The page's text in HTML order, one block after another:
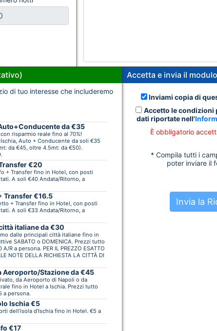
di tuo interesse che includeremo
da €35
risparmio reale fino al 70%!
Auto + Conducente da soli €35
da €45, oltre 4.5mt: da €50).
€20
+ Transfer fino in Hotel, con posti
A soli €40 Andata/Ritorno, a
Transfer €16.5
+ Transfer fino in Hotel, con posti
A soli €33 Andata/Ritorno, a
italiane da €30
dalle principali città italiane fino in
SABATO o DOMENICA. Prezzi tutto
R a persona. PER IL PREZZO ESATTO
NOTE DELLA RICHIESTA LA CITTÀ DI
Aeroporto/Stazione da €45
da Aeroporto di Napoli o da
fino in Hotel a Ischia. Prezzi tutto
a persona.
Ischia €5
dell'isola d'Ischia fino in Hotel. €5 a
€17
Accetta e invia il modulo
Inviami copia di
Accetto le condizioni
dati riportate nell'
È obbligatorio
* Compila tutti i
poter inviare il